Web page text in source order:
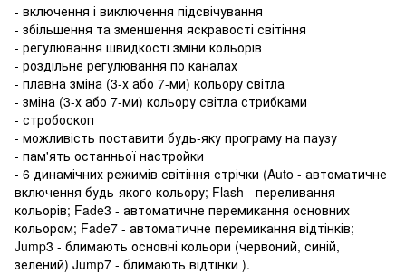
- включення і виключення підсвічування
- збільшення та зменшення яскравості світіння
- регулювання швидкості зміни кольорів
- роздільне регулювання по каналах
- плавна зміна (3-х або 7-ми) кольору світла
- зміна (3-х або 7-ми) кольору світла стрибками
- стробоскоп
- можливість поставити будь-яку програму на паузу
- пам'ять останньої настройки
- 6 динамічних режимів світіння стрічки (Auto - автоматичне
включення будь-якого кольору; Flash - переливання
кольорів; Fade3 - автоматичне перемикання основних
кольором; Fade7 - автоматичне перемикання відтінків;
Jump3 - блимають основні кольори (червоний, синій,
зелений) Jump7 - блимають відтінки ).